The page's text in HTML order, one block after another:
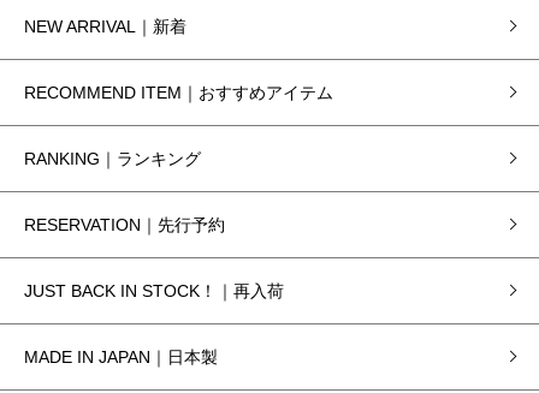
NEW ARRIVAL｜新着
RECOMMEND ITEM｜おすすめアイテム
RANKING｜ランキング
RESERVATION｜先行予約
JUST BACK IN STOCK！｜再入荷
MADE IN JAPAN｜日本製